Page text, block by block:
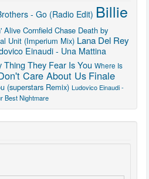
- Go (Radio Edit) Billie
Alive Cornfield Chase Death by
Unit (Imperium Mix) Lana Del Rey
Einaudi - Una Mattina
Thing They Fear Is You Where Is
Care About Us Finale
(superstars Remix) Ludovico Einaudi -
Best Nightmare